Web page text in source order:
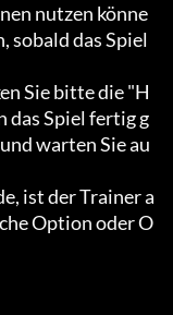
nutzen könne
sobald das Spiel
Sie bitte die "H
das Spiel fertig g
warten Sie au
ist der Trainer a
Option oder O